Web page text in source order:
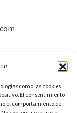
como las cookies
El consentimiento
el comportamiento de